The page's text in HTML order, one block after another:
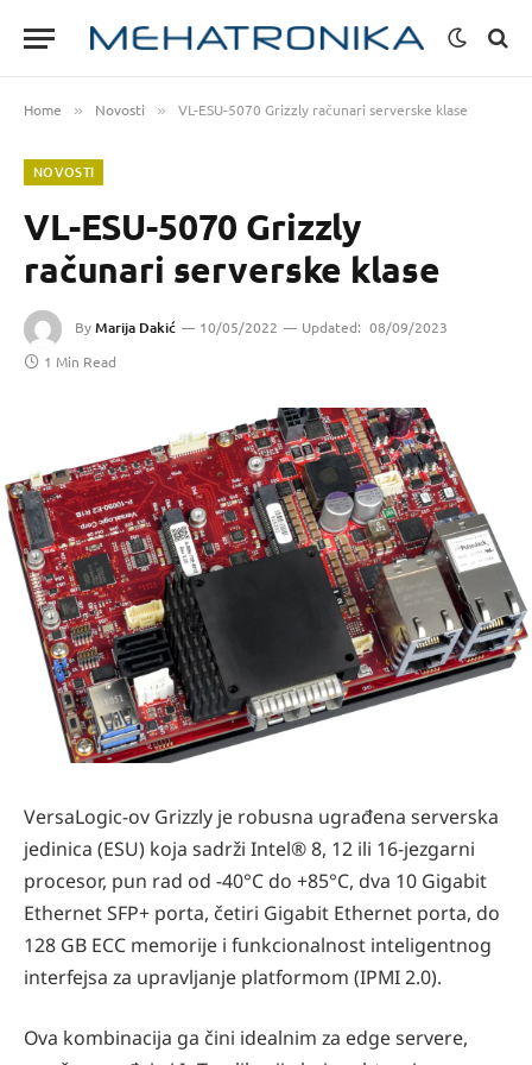
Home » Novosti » VL-ESU-5070 Grizzly računari serverske klase
NOVOSTI
VL-ESU-5070 Grizzly
računari serverske klase
ByMarija Dakić 10/05/2022 Updated: 08/09/2023
1 Min Read
VersaLogic-ov Grizzly je robusna ugrađena serverska
jedinica (ESU) koja sadrži Intel® 8, 12 ili 16-jezgarni
procesor, pun rad od -40°C do +85°C, dva 10 Gigabit
Ethernet SFP+ porta, četiri Gigabit Ethernet porta, do
128 GB ECC memorije i funkcionalnost inteligentnog
interfejsa za upravljanje platformom (IPMI 2.0).
Ova kombinacija ga čini idealnim za edge servere,